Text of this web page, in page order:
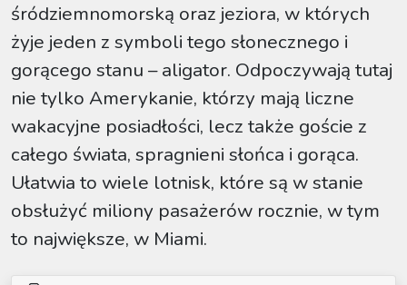
śródziemnomorską oraz jeziora, w których
żyje jeden z symboli tego słonecznego i
gorącego stanu – aligator. Odpoczywają tutaj
nie tylko Amerykanie, którzy mają liczne
wakacyjne posiadłości, lecz także goście z
całego świata, spragnieni słońca i gorąca.
Ułatwia to wiele lotnisk, które są w stanie
obsłużyć miliony pasażerów rocznie, w tym
to największe, w Miami.